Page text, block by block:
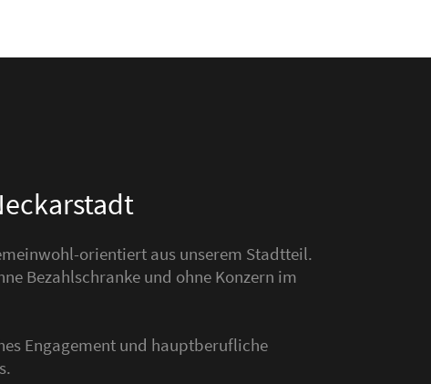
orientiert aus unserem Stadtteil.
Bezahlschranke und ohne Konzern im
Engagement und hauptberufliche